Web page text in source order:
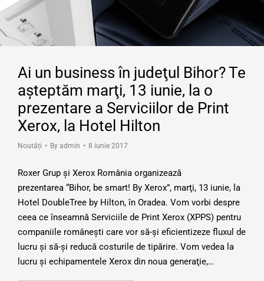
Ai un business în judeţul Bihor? Te
aşteptăm marţi, 13 iunie, la o
prezentare a Serviciilor de Print
Xerox, la Hotel Hilton
Noutăți By admin 8 iunie 2017
Roxer Grup şi Xerox România organizează
prezentarea “Bihor, be smart! By Xerox”, marţi, 13 iunie, la
Hotel DoubleTree by Hilton, în Oradea. Vom vorbi despre
ceea ce înseamnă Serviciile de Print Xerox (XPPS) pentru
companiile româneşti care vor să-şi eficientizeze fluxul de
lucru şi să-şi reducă costurile de tipărire. Vom vedea la
lucru şi echipamentele Xerox din noua generaţie,…